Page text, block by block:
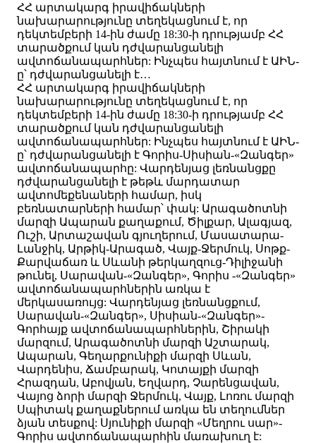
ՀՀ արտակարգ իրավիճակների
նախարարությունը տեղեկացնում է, որ
դեկտեմբերի 14-ին ժամը 18:30-ի դրությամբ ՀՀ
տարածքում կան դժվարանցանելի
ավտոճանապարհներ: Ինչպես հայտնում է ԱԻՆ-
ը՝ դժվարանցանելի է…
ՀՀ արտակարգ իրավիճակների
նախարարությունը տեղեկացնում է, որ
դեկտեմբերի 14-ին ժամը 18:30-ի դրությամբ ՀՀ
տարածքում կան դժվարանցանելի
ավտոճանապարհներ: Ինչպես հայտնում է ԱԻՆ-
ը՝ դժվարանցանելի է Գորիս-Սիսիան-«Զանգեր»
ավտոճանապարհը: Վարդենյաց լեռնանցքը
դժվարանցանելի է թեթև մարդատար
ավտոմեքենաների համար, իսկ
բեռնատարների համար՝ փակ: Արագածոտնի
մարզի Ապարան քաղաքում, Ծիլքար, Ալագյազ,
Ուշի, Արտաշավան գյուղերում, Մասատարա-
Լանջիկ, Արթիկ-Արագած, Վայք-Ջերմուկ, Սոթք-
Քարվաճառ և Սևանի թերկաղզուց-Դիլիջանի
թունել, Սարավան-«Զանգեր», Գորիս -«Զանգեր»
ավտոճանապարհներին առկա է
մերկասառույց: Վարդենյաց լեռնանցքում,
Սարավան-«Զանգեր», Սիսիան-«Զանգեր»-
Գորհայք ավտոճանապարհներին, Շիրակի
մարզում, Արագածոտնի մարզի Աշտարակ,
Ապարան, Գեղարքունիքի մարզի Սևան,
Վարդենիս, Ճամբարակ, Կոտայքի մարզի
Հրազդան, Աբովյան, Եղվարդ, Չարենցավան,
Վայոց ձորի մարզի Ջերմուկ, Վայք, Լոռու մարզի
Սպիտակ քաղաքներում առկա են տեղումներ
ձյան տեսքով: Սյունիքի մարզի «Մեղրու սար»-
Գորիս ավտոճանապարհին մառախուղ է: